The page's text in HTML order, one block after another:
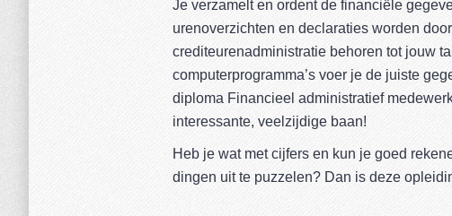
Je verzamelt en ordent de financiële
urenoverzichten en declaraties worden
crediteurenadministratie behoren tot jouw
computerprogramma’s voer je de juiste
diploma Financieel administratief
interessante, veelzijdige baan!
Heb je wat met cijfers en kun je goed
dingen uit te puzzelen? Dan is deze